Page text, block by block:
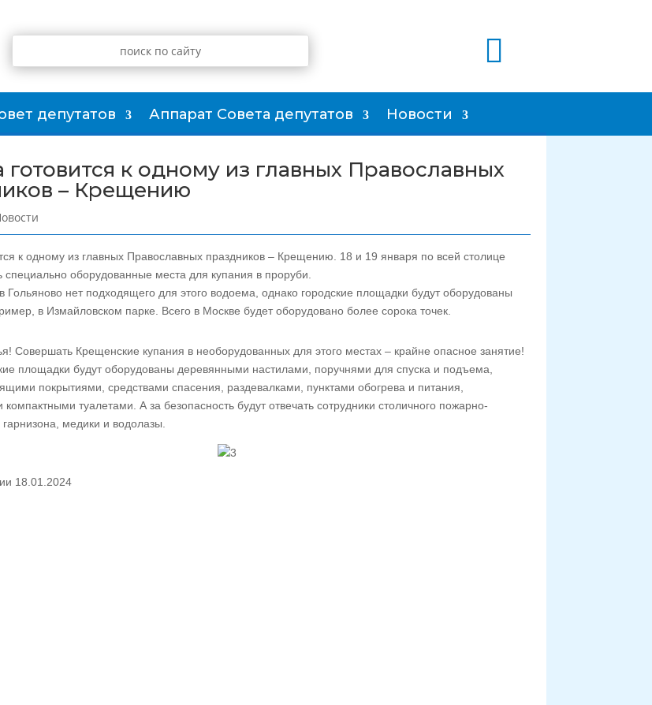

депутатов Аппарат Совета депутатов Новости
готовится к одному из главных Православных
– Крещению
к одному из главных Православных праздников – Крещению. 18 и 19 января по всей столице
специально оборудованные места для купания в проруби.
Гольяново нет подходящего для этого водоема, однако городские площадки будут оборудованы
в Измайловском парке. Всего в Москве будет оборудовано более сорока точек.
Совершать Крещенские купания в необорудованных для этого местах – крайне опасное занятие!
площадки будут оборудованы деревянными настилами, поручнями для спуска и подъема,
покрытиями, средствами спасения, раздевалками, пунктами обогрева и питания,
туалетами. А за безопасность будут отвечать сотрудники столичного пожарно-
гарнизона, медики и водолазы.
18.01.2024